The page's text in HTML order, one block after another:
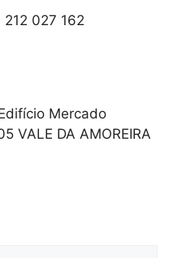
027 162
Mercado
VALE DA AMOREIRA